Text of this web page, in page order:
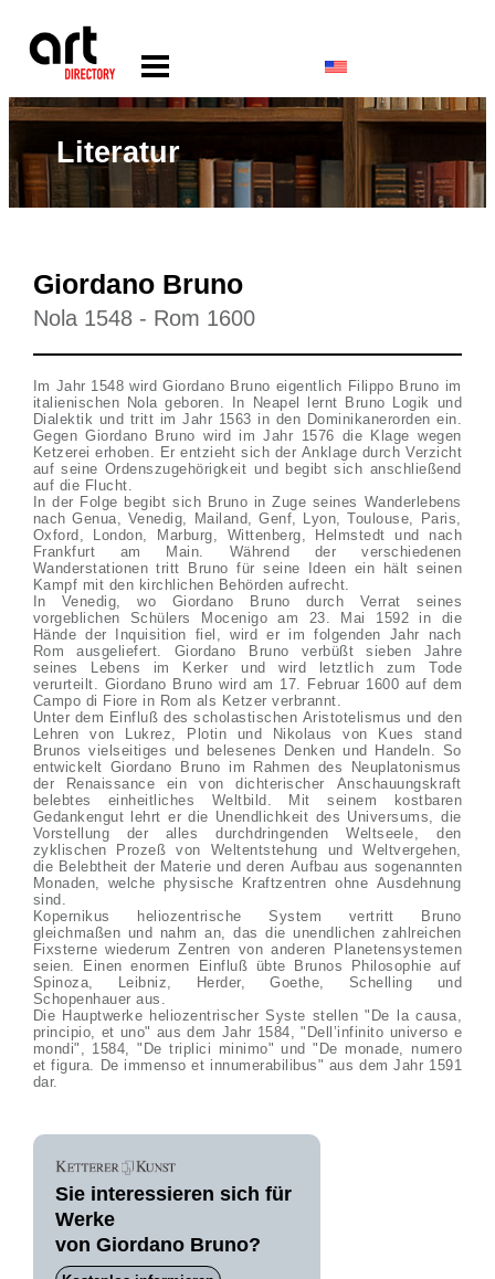
Literatur
Giordano Bruno
Nola 1548 - Rom 1600
Im Jahr 1548 wird Giordano Bruno eigentlich Filippo Bruno im
italienischen Nola geboren. In Neapel lernt Bruno Logik und
Dialektik und tritt im Jahr 1563 in den Dominikanerorden ein.
Gegen Giordano Bruno wird im Jahr 1576 die Klage wegen
Ketzerei erhoben. Er entzieht sich der Anklage durch Verzicht
auf seine Ordenszugehörigkeit und begibt sich anschließend
auf die Flucht.
In der Folge begibt sich Bruno in Zuge seines Wanderlebens
nach Genua, Venedig, Mailand, Genf, Lyon, Toulouse, Paris,
Oxford, London, Marburg, Wittenberg, Helmstedt und nach
Frankfurt am Main. Während der verschiedenen
Wanderstationen tritt Bruno für seine Ideen ein hält seinen
Kampf mit den kirchlichen Behörden aufrecht.
In Venedig, wo Giordano Bruno durch Verrat seines
vorgeblichen Schülers Mocenigo am 23. Mai 1592 in die
Hände der Inquisition fiel, wird er im folgenden Jahr nach
Rom ausgeliefert. Giordano Bruno verbüßt sieben Jahre
seines Lebens im Kerker und wird letztlich zum Tode
verurteilt. Giordano Bruno wird am 17. Februar 1600 auf dem
Campo di Fiore in Rom als Ketzer verbrannt.
Unter dem Einfluß des scholastischen Aristotelismus und den
Lehren von Lukrez, Plotin und Nikolaus von Kues stand
Brunos vielseitiges und belesenes Denken und Handeln. So
entwickelt Giordano Bruno im Rahmen des Neuplatonismus
der Renaissance ein von dichterischer Anschauungskraft
belebtes einheitliches Weltbild. Mit seinem kostbaren
Gedankengut lehrt er die Unendlichkeit des Universums, die
Vorstellung der alles durchdringenden Weltseele, den
zyklischen Prozeß von Weltentstehung und Weltvergehen,
die Belebtheit der Materie und deren Aufbau aus sogenannten
Monaden, welche physische Kraftzentren ohne Ausdehnung
sind.
Kopernikus heliozentrische System vertritt Bruno
gleichmaßen und nahm an, das die unendlichen zahlreichen
Fixsterne wiederum Zentren von anderen Planetensystemen
seien. Einen enormen Einfluß übte Brunos Philosophie auf
Spinoza, Leibniz, Herder, Goethe, Schelling und
Schopenhauer aus.
Die Hauptwerke heliozentrischer Syste stellen "De la causa,
principio, et uno" aus dem Jahr 1584, "Dell’infinito universo e
mondi", 1584, "De triplici minimo" und "De monade, numero
et figura. De immenso et innumerabilibus" aus dem Jahr 1591
dar.
Sie interessieren sich für
Werke
von Giordano Bruno?